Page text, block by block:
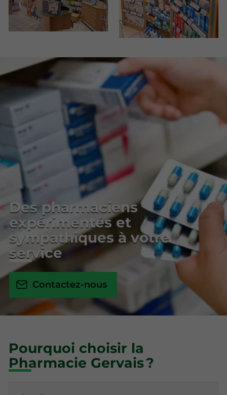
Des pharmaciens
expérimentés et
sympathiques à votre
service
Contactez-nous
Pourquoi choisir la
Pharmacie Gervais ?